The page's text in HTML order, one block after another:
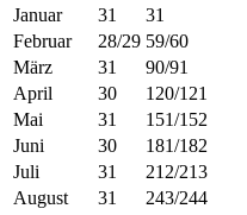
Januar
31
31
Februar
28/29 59/60
März
31
90/91
April
30
120/121
Mai
31
151/152
Juni
30
181/182
Juli
31
212/213
August
31
243/244